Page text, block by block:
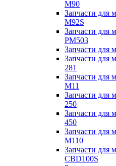
M90
Запчасти для
M92S
Запчасти для
PM503
Запчасти для
Запчасти для
281
Запчасти для
M11
Запчасти для
250
Запчасти для
450
Запчасти для
M110
Запчасти для
CBD100S